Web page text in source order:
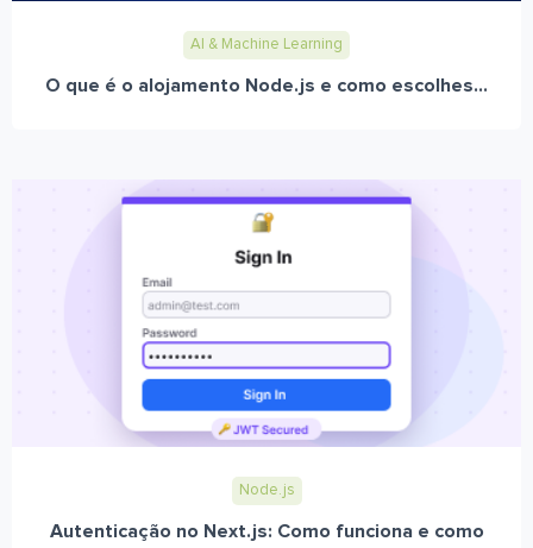
AI & Machine Learning
O que é o alojamento Node.js e como escolhes...
Node.js
Autenticação no Next.js: Como funciona e como